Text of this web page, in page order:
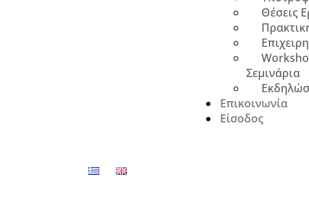
Θέσεις
Σεμινάρια
Επικοινωνία
Είσοδος